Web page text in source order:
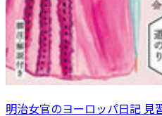
明治女官のヨーロッパ日記 見